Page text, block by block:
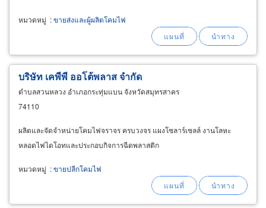
ช้าง,เสาไฟหงส์
หมวดหมู่ :ขายส่งและผู้ผลิตโคมไฟ
บริษัท เคพีพี ออโต้พลาส จำกัด
ตำบลสวนหลวง อำเภอกระทุ่มแบน จังหวัดสมุทรสาคร
74110
ผลิตและจัดจำหน่ายโคมไฟจราจร ครบวงจร แผงโซลาร์เซลล์ งานโลหะ
หลอดไฟไดโอทและประกอบกิจการฉีดพลาสติก
หมวดหมู่ :ขายปลีกโคมไฟ